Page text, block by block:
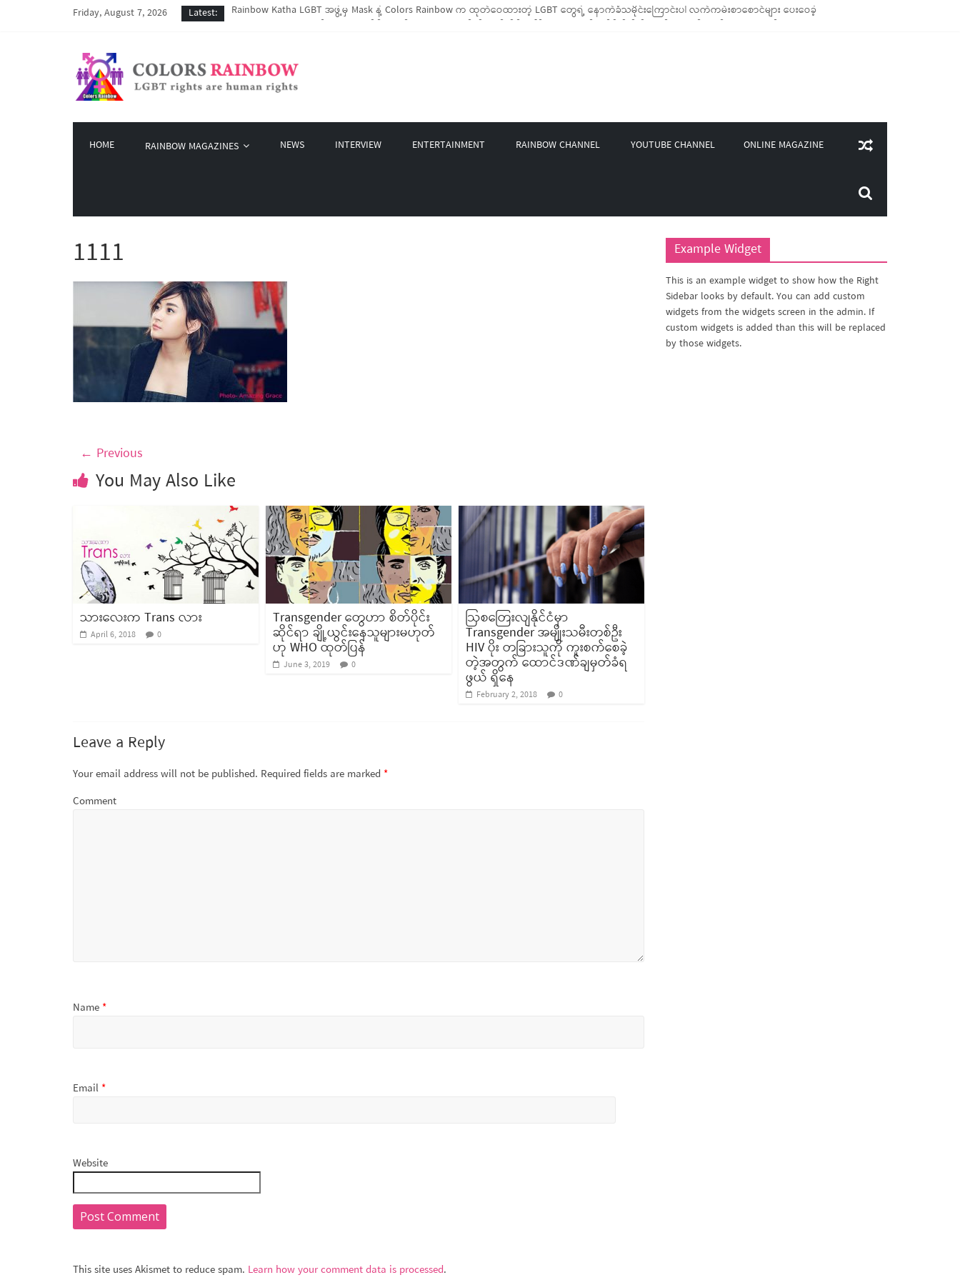
Friday, August 7, 2026 Latest:
COVID-19 ကာလအတွင်း LGBTIQ အိမ်ထောင်စု (၁၀၀၀)ကျော်ကို ကျပ်သိန်းပေါင်း(၄၀၀)ကျော်တန်ဖိုးရှိ မီးဖိုချောင်သုံး ကုန်ပစ္စည်းများ ထောက်ပံ့ခဲ့
Colors Rainbow မှ စက်တင်ဘာလအတွင်း အွန်လိုင်းသင်တန်းနှစ်ခု ဖွင့်လှစ်ပေးနိုင်ခဲ့
HOME RAINBOW MAGAZINES NEWS INTERVIEW ENTERTAINMENT RAINBOW CHANNEL YOUTUBE CHANNEL ONLINE MAGAZINE
1111
← Previous
You May Also Like
သားလေးက Trans လား
April 6, 2018 0
Transgender တွေဟာ စိတ်ပိုင်း
ဆိုင်ရာ ချို့ယွင်းနေသူများမဟုတ်
ဟု WHO ထုတ်ပြန်
June 3, 2019 0
ဩစတြေးလျနိုင်ငံမှာ
Transgender အမျိုးသမီးတစ်ဦး
HIV ပိုး တခြားသူကို ကူးစက်စေခဲ့
တဲ့အတွက် ထောင်ဒဏ်ချမှတ်ခံရ
ဖွယ် ရှိနေ
February 2, 2018 0
Leave a Reply
Your email address will not be published. Required fields are marked *
Comment
Name *
Email *
Website
This site uses Akismet to reduce spam. Learn how your comment data is processed.
Example Widget
This is an example widget to show how the Right
Sidebar looks by default. You can add custom
widgets from the widgets screen in the admin. If
custom widgets is added than this will be replaced
by those widgets.